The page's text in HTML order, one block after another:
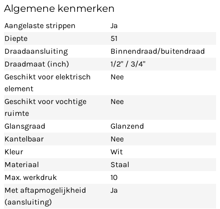
Algemene kenmerken
Aangelaste strippen
Ja
Diepte
51
Draadaansluiting
Binnendraad/buitendraad
Draadmaat (inch)
1/2" / 3/4"
Geschikt voor elektrisch
element
Nee
Geschikt voor vochtige
ruimte
Nee
Glansgraad
Glanzend
Kantelbaar
Nee
Kleur
Wit
Materiaal
Staal
Max. werkdruk
10
Met aftapmogelijkheid
(aansluiting)
Ja